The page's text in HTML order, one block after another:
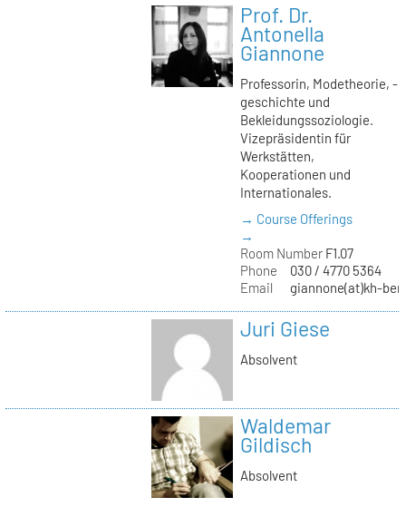
Prof. Dr.
Antonella
Giannone
Professorin, Modetheorie, -
geschichte und
Bekleidungssoziologie.
Vizepräsidentin für
Werkstätten,
Kooperationen und
Internationales.
→ Course Offerings
→
Room NumberF1.07
Phone
030 / 4770 5364
Email
giannone(at)kh-
Juri Giese
Absolvent
Waldemar
Gildisch
Absolvent